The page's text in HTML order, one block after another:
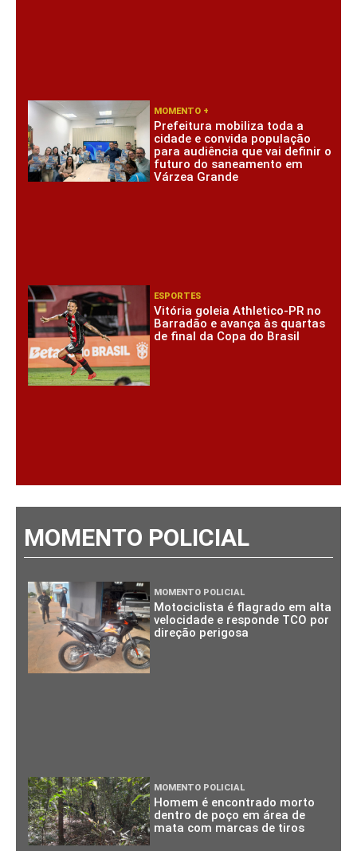
MOMENTO +
Prefeitura mobiliza toda a
cidade e convida população
para audiência que vai definir o
futuro do saneamento em
Várzea Grande
ESPORTES
Vitória goleia Athletico-PR no
Barradão e avança às quartas
de final da Copa do Brasil
MOMENTO POLICIAL
MOMENTO POLICIAL
Motociclista é flagrado em alta
velocidade e responde TCO por
direção perigosa
MOMENTO POLICIAL
Homem é encontrado morto
dentro de poço em área de
mata com marcas de tiros